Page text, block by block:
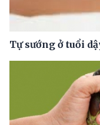
Tự sướng ở tuổi